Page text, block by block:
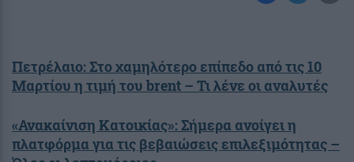
Πετρέλαιο: Στο χαμηλότερο επίπεδο από τις 10
Μαρτίου η τιμή του brent – Τι λένε οι αναλυτές
«Ανακαίνιση Κατοικίας»: Σήμερα ανοίγει η
πλατφόρμα για τις βεβαιώσεις επιλεξιμότητας –